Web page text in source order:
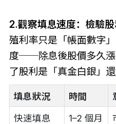
2.觀察填息速度：檢驗
殖利率只是「帳面數字
度──除息後股價多久漲
了股利是「真金白銀」
填息狀況 時間
快速填息
1–2 個月